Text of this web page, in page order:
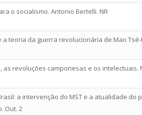
o socialismo. Antonio Bertelli. NR
teoria da guerra revolucionária de Mao
as revoluções camponesas e os intelectuais.
a intervenção do MST e a atualidade do
Out. 2